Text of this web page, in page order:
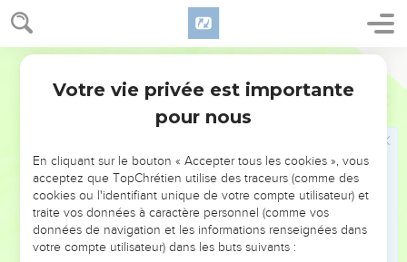
2 Rois 20
וְאֶת־הַזָּהָ֨ב וְאֶת־הַבְּשָׂמִ֜ים וְאֵ֣ת ׀ שֶׁ֣מֶן הַטּ֗וֹב וְאֵת֙ בֵּ֣ית כֵּלָ֔יו וְאֵ֛ת
כָּל־אֲשֶׁ֥ר נִמְצָ֖א בְּאֽוֹצְרֹתָ֑יו לֹֽא־הָיָ֣ה דָבָ֗ר אֲ֠שֶׁר לֹֽא־הֶרְאָ֧ם חִזְקִיָּ֛הוּ
בְּבֵית֖וֹ וּבְכָל־מֶמְשַׁלְתּֽוֹ׃
14
וַיָּבֹא֙ יְשַֽׁעְיָ֣הוּ הַנָּבִ֔יא אֶל־הַמֶּ֖לֶךְ חִזְקִיָּ֑הוּ וַיֹּ֨אמֶר אֵלָ֜יו מָ֥ה אָמְר֣וּ ׀
וַיֹּ֕אמֶר מָ֥ה רָא֖וּ בְּבֵיתֶ֑ךָ וַיֹּ֣אמֶר חִזְקִיָּ֗הוּ אֵ֣ת כָּל־אֲשֶׁ֤ר בְּבֵיתִי֙ רָא֔וּ
לֹא־הָיָ֥ה דָבָ֛ר אֲשֶׁ֥ר לֹֽא־הִרְאִיתִ֖ם בְּאֹצְרֹתָֽי׃
וַיֹּ֥אמֶר יְשַׁעְיָ֖הוּ אֶל־חִזְקִיָּ֑הוּ שְׁמַ֖ע דְּבַר־יְהוָֽה׃
הִנֵּה֮ יָמִ֣ים בָּאִים֒ וְנִשָּׂ֣א ׀ כָּל־אֲשֶׁ֣ר בְּבֵיתֶ֗ךָ וַאֲשֶׁ֨ר אָצְר֧וּ אֲבֹתֶ֛יךָ
עַד־הַיּ֥וֹם הַזֶּ֖ה בָּבֶ֑לָה לֹֽא־יִוָּתֵ֥ר דָּבָ֖ר אָמַ֥ר יְהוָֽה׃
Votre vie privée est importante
pour nous
En cliquant sur le bouton « Accepter tous les cookies », vous
acceptez que TopChrétien utilise des traceurs (comme des
cookies ou l'identifiant unique de votre compte utilisateur) et
traite vos données à caractère personnel (comme vos
données de navigation et les informations renseignées dans
votre compte utilisateur) dans les buts suivants :